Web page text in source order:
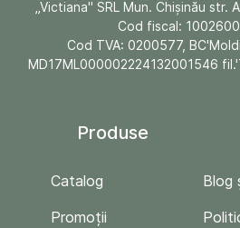
„Victiana" SRL Mun. Chişinău str.
Cod fiscal:
Cod TVA: 0200577,
MD17ML000002224132001546
Produse
Catalog
Promoții
Blog